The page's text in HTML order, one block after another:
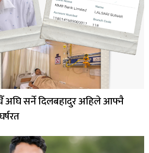
सर्ने दिलबहादुर अहिले आफ्नै